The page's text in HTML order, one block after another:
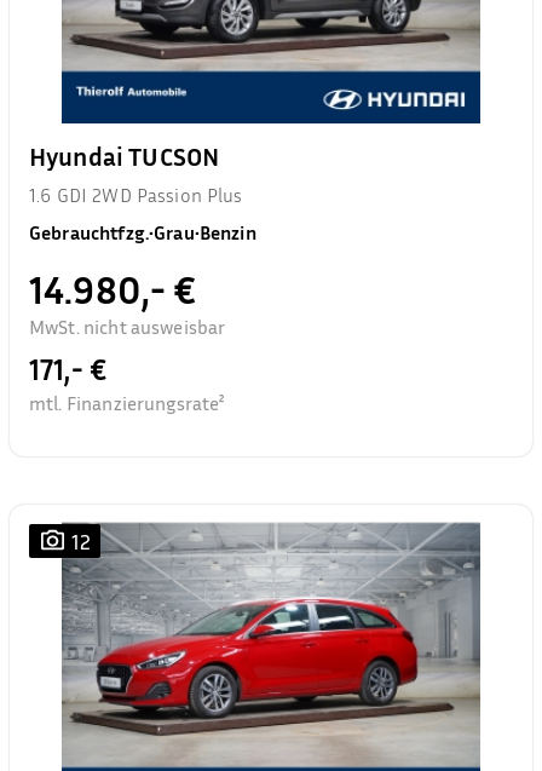
Hyundai TUCSON
1.6 GDI 2WD Passion Plus
Gebrauchtfzg.•Grau•Benzin
14.980,- €
MwSt. nicht ausweisbar
171,- €
mtl. Finanzierungsrate²
12